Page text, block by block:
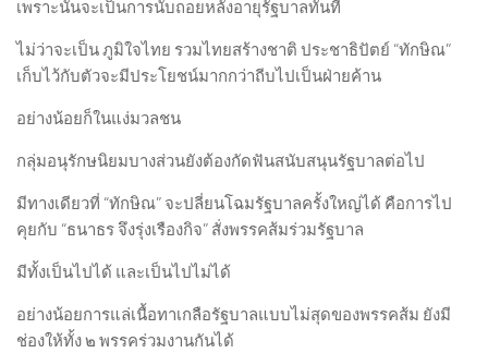
เพราะนั่นจะเป็นการนับถอยหลังอายุรัฐบาลทันที
ไม่ว่าจะเป็น ภูมิใจไทย รวมไทยสร้างชาติ ประชาธิปัตย์ “ทักษิณ”
เก็บไว้กับตัวจะมีประโยชน์มากกว่าถีบไปเป็นฝ่ายค้าน
อย่างน้อยก็ในแง่มวลชน
กลุ่มอนุรักษนิยมบางส่วนยังต้องกัดฟันสนับสนุนรัฐบาลต่อไป
มีทางเดียวที่ “ทักษิณ” จะปลี่ยนโฉมรัฐบาลครั้งใหญ่ได้ คือการไป
คุยกับ “ธนาธร จึงรุ่งเรืองกิจ” สั่งพรรคส้มร่วมรัฐบาล
มีทั้งเป็นไปได้ และเป็นไปไม่ได้
อย่างน้อยการแล่เนื้อทาเกลือรัฐบาลแบบไม่สุดของพรรคส้ม ยังมี
ช่องให้ทั้ง ๒ พรรคร่วมงานกันได้